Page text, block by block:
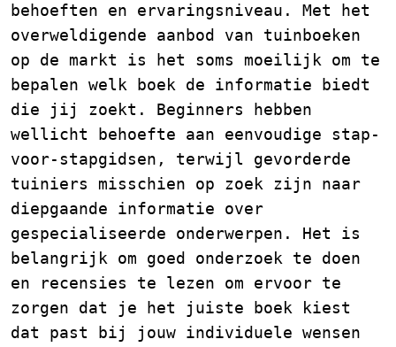
behoeften en ervaringsniveau. Met het
overweldigende aanbod van tuinboeken
op de markt is het soms moeilijk om te
bepalen welk boek de informatie biedt
die jij zoekt. Beginners hebben
wellicht behoefte aan eenvoudige stap-
voor-stapgidsen, terwijl gevorderde
tuiniers misschien op zoek zijn naar
diepgaande informatie over
gespecialiseerde onderwerpen. Het is
belangrijk om goed onderzoek te doen
en recensies te lezen om ervoor te
zorgen dat je het juiste boek kiest
dat past bij jouw individuele wensen